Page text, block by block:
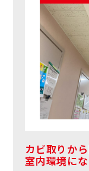
カビ取りか
室内環境にな